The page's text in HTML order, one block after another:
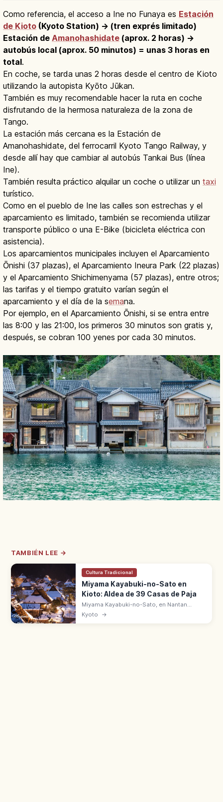
Como referencia, el acceso a Ine no Funaya es Estación
de Kioto (Kyoto Station) → (tren exprés limitado)
Estación de Amanohashidate (aprox. 2 horas) →
autobús local (aprox. 50 minutos) = unas 3 horas en
total.
En coche, se tarda unas 2 horas desde el centro de Kioto
utilizando la autopista Kyōto Jūkan.
También es muy recomendable hacer la ruta en coche
disfrutando de la hermosa naturaleza de la zona de
Tango.
La estación más cercana es la Estación de
Amanohashidate, del ferrocarril Kyoto Tango Railway, y
desde allí hay que cambiar al autobús Tankai Bus (línea
Ine).
También resulta práctico alquilar un coche o utilizar un taxi
turístico.
Como en el pueblo de Ine las calles son estrechas y el
aparcamiento es limitado, también se recomienda utilizar
transporte público o una E-Bike (bicicleta eléctrica con
asistencia).
Los aparcamientos municipales incluyen el Aparcamiento
Ōnishi (37 plazas), el Aparcamiento Ineura Park (22 plazas)
y el Aparcamiento Shichimenyama (57 plazas), entre otros;
las tarifas y el tiempo gratuito varían según el
aparcamiento y el día de la semana.
Por ejemplo, en el Aparcamiento Ōnishi, si se entra entre
las 8:00 y las 21:00, los primeros 30 minutos son gratis y,
después, se cobran 100 yenes por cada 30 minutos.
TAMBIÉN LEE →
Cultura Tradicional
Miyama Kayabuki-no-Sato en
Kioto: Aldea de 39 Casas de Paja
Miyama Kayabuki-no-Sato, en Nantan
(Kioto), conserva 39 casas tradicionales
con techo de paja. Estilo Kitayama, Distrito
Kyoto →